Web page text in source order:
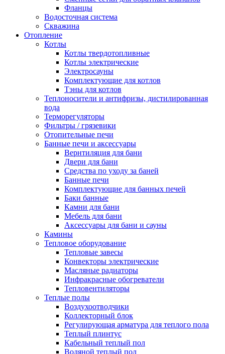
Фланцы
Водосточная система
Скважина
Отопление
Котлы
Котлы твердотопливные
Котлы электрические
Электросауны
Комплектующие для котлов
Тэны для котлов
Теплоносители и антифризы, дистилированная
вода
Терморегуляторы
Фильтры / грязевики
Отопительные печи
Банные печи и аксессуары
Вернтиляция для бани
Двери для бани
Средства по уходу за баней
Банные печи
Комплектующие для банных печей
Баки банные
Камни для бани
Мебель для бани
Аксессуары для бани и сауны
Камины
Тепловое оборудование
Тепловые завесы
Конвекторы электрические
Масляные радиаторы
Инфракрасные обогреватели
Тепловентиляторы
Теплые полы
Воздухоотводчики
Коллекторный блок
Регулирующая арматура для теплого пола
Теплый плинтус
Кабельный теплый пол
Водяной теплый пол